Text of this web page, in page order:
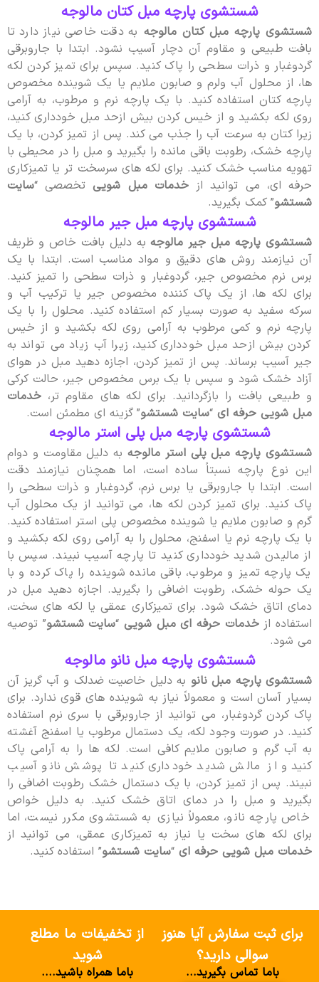
شستشوی پارچه مبل کتان مالوجه
شستشوی پارچه مبل کتان مالوجه به دقت خاصی نیاز دارد تا
بافت طبیعی و مقاوم آن دچار آسیب نشود. ابتدا با جاروبرقی
گردوغبار و ذرات سطحی را پاک کنید. سپس برای تمیز کردن لکه
ها، از محلول آب ولرم و صابون ملایم یا یک شوینده مخصوص
پارچه کتان استفاده کنید. با یک پارچه نرم و مرطوب، به آرامی
روی لکه بکشید و از خیس کردن بیش ازحد مبل خودداری کنید،
زیرا کتان به سرعت آب را جذب می کند. پس از تمیز کردن، با یک
پارچه خشک، رطوبت باقی مانده را بگیرید و مبل را در محیطی با
تهویه مناسب خشک کنید. برای لکه های سرسخت تر یا تمیزکاری
حرفه ای، می توانید از خدمات مبل شوییتخصصی “ سایت
شستشو” کمک بگیرید.
شستشوی پارچه مبل جیر مالوجه
شستشوی پارچه مبل جیر مالوجه به دلیل بافت خاص و ظریف
آن نیازمند روش های دقیق و مواد مناسب است. ابتدا با یک
برس نرم مخصوص جیر، گردوغبار و ذرات سطحی را تمیز کنید.
برای لکه ها، از یک پاک کننده مخصوص جیر یا ترکیب آب و
سرکه سفید به صورت بسیار کم استفاده کنید. محلول را با یک
پارچه نرم و کمی مرطوب به آرامی روی لکه بکشید و از خیس
کردن بیش ازحد مبل خودداری کنید، زیرا آب زیاد می تواند به
جیر آسیب برساند. پس از تمیز کردن، اجازه دهید مبل در هوای
آزاد خشک شود و سپس با یک برس مخصوص جیر، حالت کرکی
و طبیعی بافت را بازگردانید. برای لکه های مقاوم تر، خدمات
مبل شویی حرفه ای“ سایت شستشو” گزینه ای مطمئن است.
شستشوی پارچه مبل پلی‌ استر مالوجه
شستشوی پارچه مبل پلی استر مالوجهبه دلیل مقاومت و دوام
این نوع پارچه نسبتاً ساده است، اما همچنان نیازمند دقت
است. ابتدا با جاروبرقی یا برس نرم، گردوغبار و ذرات سطحی را
پاک کنید. برای تمیز کردن لکه ها، می توانید از یک محلول آب
گرم و صابون ملایم یا شوینده مخصوص پلی استر استفاده کنید.
با یک پارچه نرم یا اسفنج، محلول را به آرامی روی لکه بکشید و
از مالیدن شدید خودداری کنید تا پارچه آسیب نبیند. سپس با
یک پارچه تمیز و مرطوب، باقی مانده شوینده را پاک کرده و با
یک حوله خشک، رطوبت اضافی را بگیرید. اجازه دهید مبل در
دمای اتاق خشک شود. برای تمیزکاری عمقی یا لکه های سخت،
استفاده از خدمات حرفه ای مبل شویی“ سایت شستشو” توصیه
می شود.
شستشوی پارچه مبل نانو مالوجه
شستشوی پارچه مبل نانوبه دلیل خاصیت ضدلک و آب گریز آن
بسیار آسان است و معمولاً نیاز به شوینده های قوی ندارد. برای
پاک کردن گردوغبار، می توانید از جاروبرقی با سری نرم استفاده
کنید. در صورت وجود لکه، یک دستمال مرطوب یا اسفنج آغشته
به آب گرم و صابون ملایم کافی است. لکه ها را به آرامی پاک
کنید و از مالش شدید خودداری کنید تا پوشش نانو آسیب
نبیند. پس از تمیز کردن، با یک دستمال خشک رطوبت اضافی را
بگیرید و مبل را در دمای اتاق خشک کنید. به دلیل خواص
خاص پارچه نانو، معمولاً نیازی به شستشوی مکرر نیست، اما
برای لکه های سخت یا نیاز به تمیزکاری عمقی، می توانید از
خدمات مبل شویی حرفه ای“ سایت شستشو” استفاده کنید.
برای ثبت سفارش آیا هنوز
سوالی دارید؟
باما تماس بگیرید...
از تخفیفات ما مطلع
شوید
باما همراه باشید....